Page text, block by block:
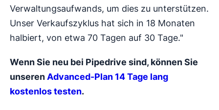
Verwaltungsaufwands, um dies zu unterstützen.
Unser Verkaufszyklus hat sich in 18 Monaten
halbiert, von etwa 70 Tagen auf 30 Tage."
Wenn Sie neu bei Pipedrive sind, können Sie
unseren Advanced-Plan 14 Tage lang
kostenlos testen.